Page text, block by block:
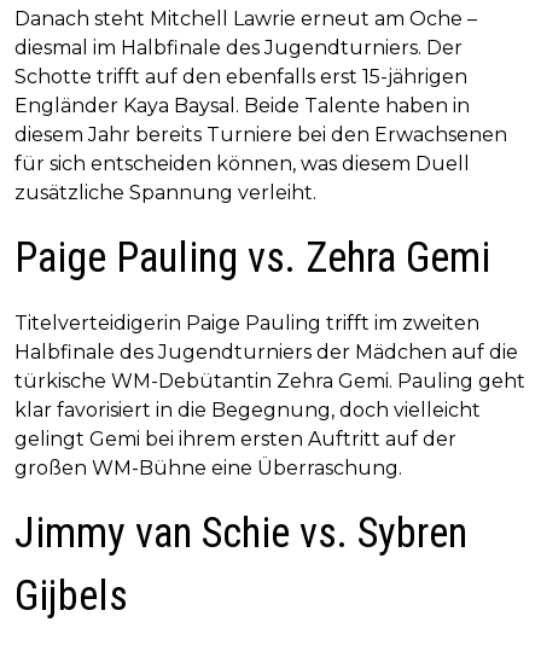
Danach steht Mitchell Lawrie erneut am Oche –
diesmal im Halbfinale des Jugendturniers. Der
Schotte trifft auf den ebenfalls erst 15-jährigen
Engländer Kaya Baysal. Beide Talente haben in
diesem Jahr bereits Turniere bei den Erwachsenen
für sich entscheiden können, was diesem Duell
zusätzliche Spannung verleiht.
Paige Pauling vs. Zehra Gemi
Titelverteidigerin Paige Pauling trifft im zweiten
Halbfinale des Jugendturniers der Mädchen auf die
türkische WM-Debütantin Zehra Gemi. Pauling geht
klar favorisiert in die Begegnung, doch vielleicht
gelingt Gemi bei ihrem ersten Auftritt auf der
großen WM-Bühne eine Überraschung.
Jimmy van Schie vs. Sybren
Gijbels